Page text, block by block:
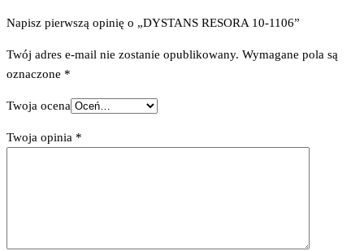
Napisz pierwszą opinię o „DYSTANS RESORA 10-1106”
Twój adres e-mail nie zostanie opublikowany. Wymagane pola są
oznaczone *
Twoja ocena
Twoja opinia *